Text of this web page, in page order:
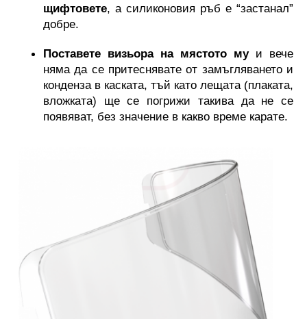
щифтовете, а силиконовия ръб е “застанал”
добре.
Поставете визьора на мястото му и вече
няма да се притеснявате от замъгляването и
конденза в каската, тъй като лещата (плаката,
вложката) ще се погрижи такива да не се
появяват, без значение в какво време карате.